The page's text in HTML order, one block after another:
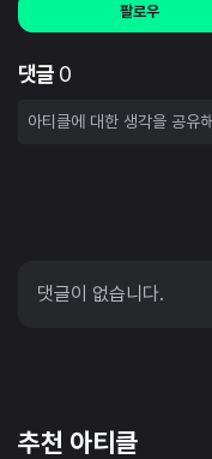
팔로우
댓글 0
댓글이 없습니다.
추천 아티클